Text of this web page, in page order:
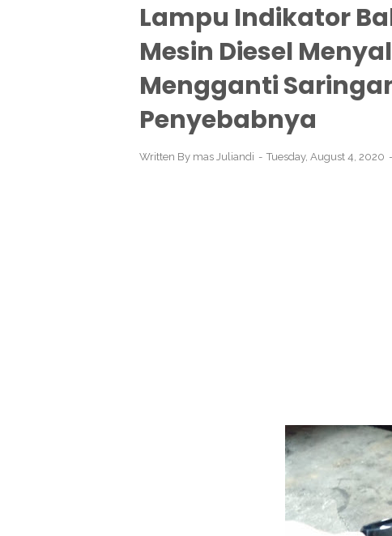
Lampu Indikator
Mesin Diesel
Mengganti
Penyebabnya
Written By mas Juliandi Tuesday, August 4, 2020